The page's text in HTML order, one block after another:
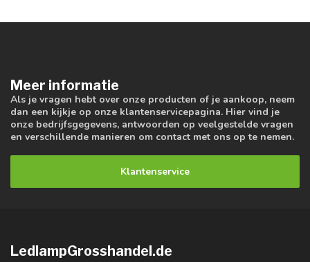
Meer informatie
Als je vragen hebt over onze producten of je aankoop, neem
dan een kijkje op onze klantenservicepagina. Hier vind je
onze bedrijfsgegevens, antwoorden op veelgestelde vragen
en verschillende manieren om contact met ons op te nemen.
Klantenservice
LedlampGrosshandel.de